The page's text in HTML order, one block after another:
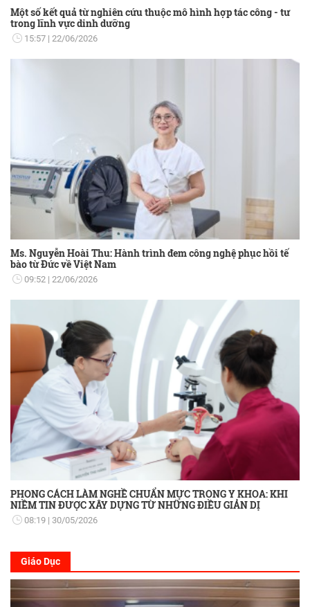
Một số kết quả từ nghiên cứu thuộc mô hình hợp tác công - tư
trong lĩnh vực dinh dưỡng
15:57 22/06/2026
Ms. Nguyễn Hoài Thu: Hành trình đem công nghệ phục hồi tế
bào từ Đức về Việt Nam
09:52 22/06/2026
PHONG CÁCH LÀM NGHỀ CHUẨN MỰC TRONG Y KHOA: KHI
NIỀM TIN ĐƯỢC XÂY DỰNG TỪ NHỮNG ĐIỀU GIẢN DỊ
08:19 30/05/2026
Giáo Dục